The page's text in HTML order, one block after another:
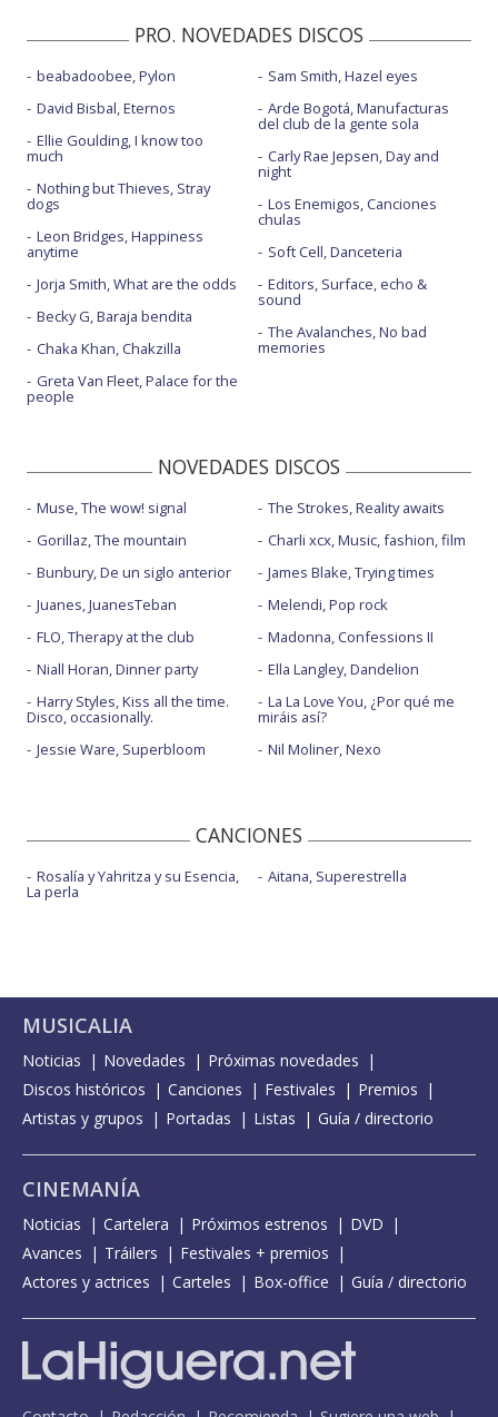
PRO. NOVEDADES DISCOS
beabadoobee, Pylon
David Bisbal, Eternos
Ellie Goulding, I know too
much
Nothing but Thieves, Stray
dogs
Leon Bridges, Happiness
anytime
Jorja Smith, What are the odds
Becky G, Baraja bendita
Chaka Khan, Chakzilla
Greta Van Fleet, Palace for the
people
Sam Smith, Hazel eyes
Arde Bogotá, Manufacturas
del club de la gente sola
Carly Rae Jepsen, Day and
night
Los Enemigos, Canciones
chulas
Soft Cell, Danceteria
Editors, Surface, echo &
sound
The Avalanches, No bad
memories
NOVEDADES DISCOS
Muse, The wow! signal
Gorillaz, The mountain
Bunbury, De un siglo anterior
Juanes, JuanesTeban
FLO, Therapy at the club
Niall Horan, Dinner party
Harry Styles, Kiss all the time.
Disco, occasionally.
Jessie Ware, Superbloom
The Strokes, Reality awaits
Charli xcx, Music, fashion, film
James Blake, Trying times
Melendi, Pop rock
Madonna, Confessions II
Ella Langley, Dandelion
La La Love You, ¿Por qué me
miráis así?
Nil Moliner, Nexo
CANCIONES
Rosalía y Yahritza y su Esencia,
La perla
Aitana, Superestrella
MUSICALIA
Noticias Novedades
Próximas novedades
Discos históricos
Canciones Festivales
Premios
Artistas y grupos
Portadas Listas Guía / directorio
CINEMANÍA
Noticias Cartelera Próximos estrenos
DVD
Avances
Tráilers
Festivales + premios
Actores y actrices
Carteles Box-office Guía / directorio